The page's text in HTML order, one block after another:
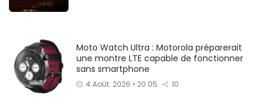
Moto Watch Ultra : Motorola préparerait
une montre LTE capable de fonctionner
sans smartphone
4 Août. 2026 • 20:05 10